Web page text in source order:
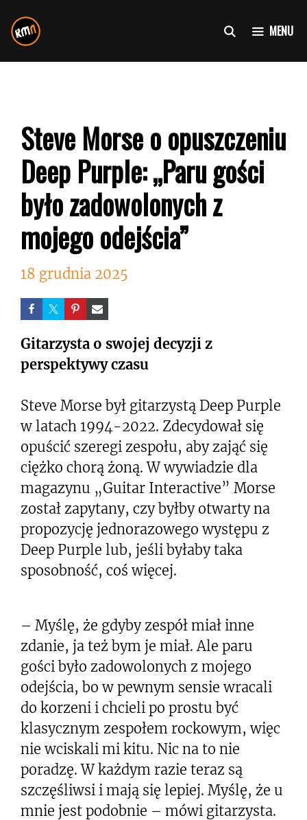
do
treści
MENU
Steve Morse o opuszczeniu
Deep Purple: „Paru gości
było zadowolonych z
mojego odejścia”
18 grudnia 2025
Gitarzysta o swojej decyzji z
perspektywy czasu
Steve Morse był gitarzystą Deep Purple
w latach 1994-2022. Zdecydował się
opuścić szeregi zespołu, aby zająć się
ciężko chorą żoną. W wywiadzie dla
magazynu „Guitar Interactive” Morse
został zapytany, czy byłby otwarty na
propozycję jednorazowego występu z
Deep Purple lub, jeśli byłaby taka
sposobność, coś więcej.
– Myślę, że gdyby zespół miał inne
zdanie, ja też bym je miał. Ale paru
gości było zadowolonych z mojego
odejścia, bo w pewnym sensie wracali
do korzeni i chcieli po prostu być
klasycznym zespołem rockowym, więc
nie wciskali mi kitu. Nic na to nie
poradzę. W każdym razie teraz są
szczęśliwsi i mają się lepiej. Myślę, że u
mnie jest podobnie – mówi gitarzysta.